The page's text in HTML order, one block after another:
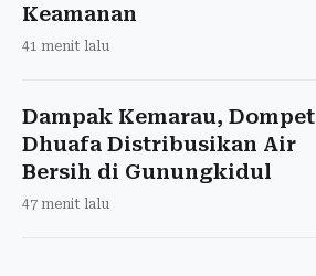
Keamanan
41 menit lalu
Dampak Kemarau, Dompet
Dhuafa Distribusikan Air
Bersih di Gunungkidul
47 menit lalu